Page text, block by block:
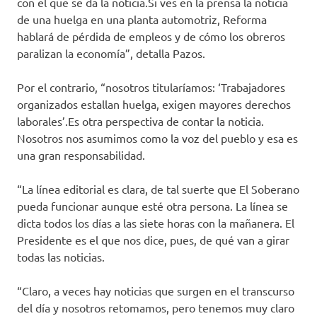
de una huelga en una planta automotriz, Reforma
hablará de pérdida de empleos y de cómo los obreros
paralizan la economía”, detalla Pazos.
Por el contrario, “nosotros titularíamos: ‘Trabajadores
organizados estallan huelga, exigen mayores derechos
laborales’.Es otra perspectiva de contar la noticia.
Nosotros nos asumimos como la voz del pueblo y esa es
una gran responsabilidad.
“La línea editorial es clara, de tal suerte que El Soberano
pueda funcionar aunque esté otra persona. La línea se
dicta todos los días a las siete horas con la mañanera. El
Presidente es el que nos dice, pues, de qué van a girar
todas las noticias.
“Claro, a veces hay noticias que surgen en el transcurso
del día y nosotros retomamos, pero tenemos muy claro